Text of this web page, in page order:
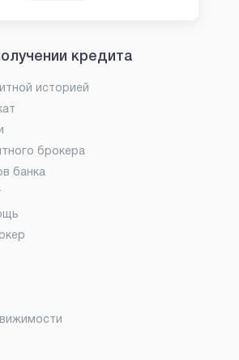
кредита
историей
брокера
банка